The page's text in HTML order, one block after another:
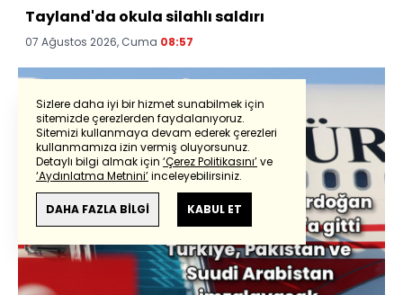
Tayland'da okula silahlı saldırı
07 Ağustos 2026, Cuma 08:57
Sizlere daha iyi bir hizmet sunabilmek için
sitemizde çerezlerden faydalanıyoruz.
Sitemizi kullanmaya devam ederek çerezleri
kullanmamıza izin vermiş oluyorsunuz.
Detaylı bilgi almak için ‘Çerez Politikasını’ve
‘Aydınlatma Metnini’inceleyebilirsiniz.
DAHA FAZLA BİLGİ KABUL ET